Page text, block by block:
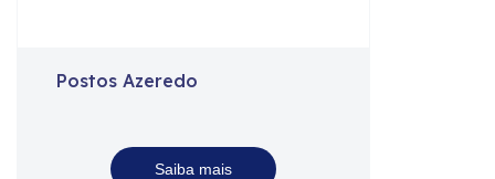
Postos Azeredo
Saiba mais